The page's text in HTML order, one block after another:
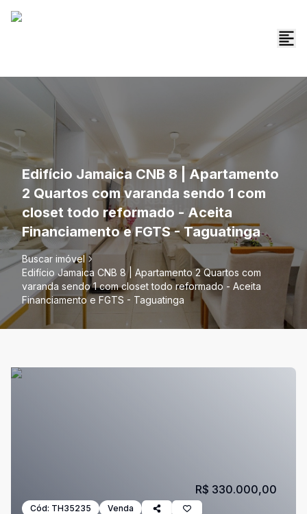
Edifício Jamaica CNB 8 | Apartamento
2 Quartos com varanda sendo 1 com
closet todo reformado - Aceita
Financiamento e FGTS - Taguatinga
Buscar imóvel
Edifício Jamaica CNB 8 | Apartamento 2 Quartos com
varanda sendo 1 com closet todo reformado - Aceita
Financiamento e FGTS - Taguatinga
Cód: TH35235 Venda
R$ 330.000,00